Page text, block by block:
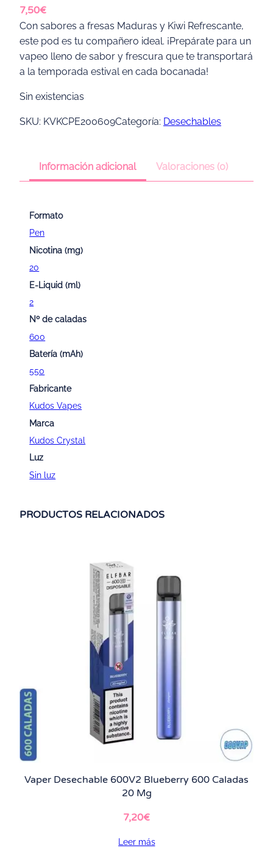
7,50€
Con sabores a fresas Maduras y Kiwi Refrescante,
este pod es tu compañero ideal. ¡Prepárate para un
vapeo lleno de sabor y frescura que te transportará
a la temporada estival en cada bocanada!
Sin existencias
SKU: KVKCPE200609Categoría: Desechables
Información adicional Valoraciones (0)
Formato
Pen
Nicotina (mg)
20
E-Liquid (ml)
2
Nº de caladas
600
Batería (mAh)
550
Fabricante
Kudos Vapes
Marca
Kudos Crystal
Luz
Sin luz
PRODUCTOS RELACIONADOS
Vaper Desechable 600V2 Blueberry 600 Caladas
20 Mg
7,20€
Leer más